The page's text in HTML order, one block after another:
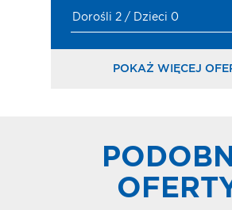
Dorośli 2 / Dzieci 0
POKAŻ WIĘCEJ